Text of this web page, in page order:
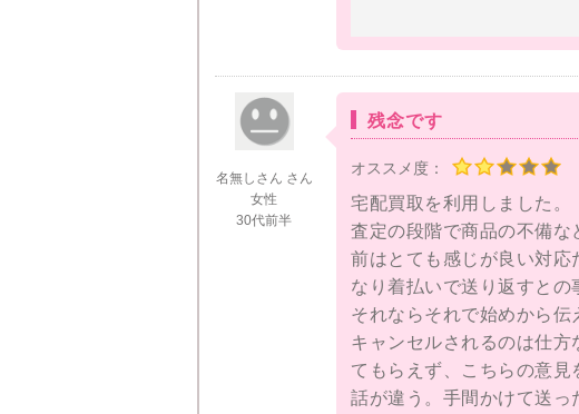
名無しさん さん
女性
30代前半
残念です
オススメ度：
宅配買取を利用しました。
査定の段階で商品の不備な
前はとても感じが良い対応
なり着払いで送り返すとの
それならそれで始めから伝
キャンセルされるのは仕方
てもらえず、こちらの意見
話が違う。手間かけて送っ